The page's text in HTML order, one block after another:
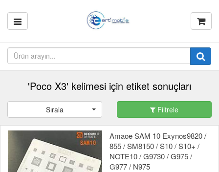
'Poco X3' kelimesi için etiket sonuçları
Sırala Filtrele
Amaoe SAM 10 Exynos9820 /
855 / SM8150 / S10 / S10+ /
NOTE10 / G9730 / G975 /
G977 / N975